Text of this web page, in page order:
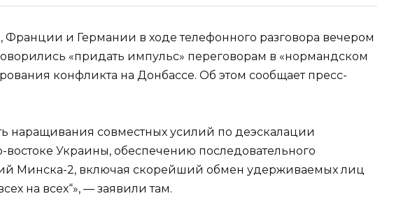
Франции и Германии в ходе телефонного разговора вечером
«придать импульс» переговорам в «нормандском
конфликта на Донбассе. Об этом сообщает пресс-
наращивания совместных усилий по деэскалации
Украины, обеспечению последовательного
Минска-2, включая скорейший обмен удерживаемых лиц
на всех“», — заявили там.